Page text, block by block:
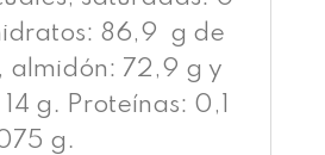
86,9 g de
almidón: 72,9 g y
g. Proteínas: 0,1
g.